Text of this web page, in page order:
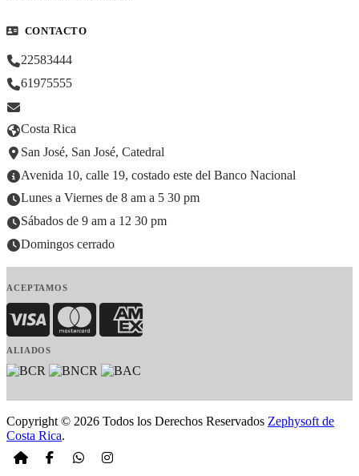
CONTACTO
22583444
61975555
Costa Rica
San José, San José, Catedral
Avenida 10, calle 19, costado este del Banco Nacional
Lunes a Viernes de 8 am a 5 30 pm
Sábados de 9 am a 12 30 pm
Domingos cerrado
ACEPTAMOS
Visa MasterCardAmerican Express
ALIADOS
Copyright © 2026 Todos los Derechos Reservados Zephysoft de
Costa Rica.